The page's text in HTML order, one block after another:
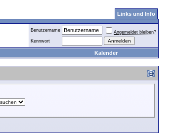
Links und Info
Benutzername
Angemeldet bleiben?
Kennwort
Kalender